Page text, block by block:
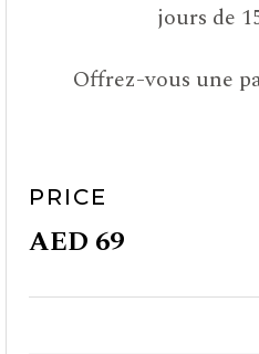
jours de
Offrez-vous une
PRICE
AED 69